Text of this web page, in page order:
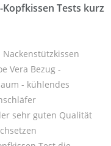
Kopfkissen Tests kurz
Vera Bezug -
- kühlendes
sehr guten Qualität